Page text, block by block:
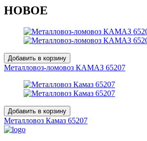
НОВОЕ
Добавить в корзину
Металловоз-ломовоз КАМАЗ 65207
Добавить в корзину
Металловоз Камаз 65207